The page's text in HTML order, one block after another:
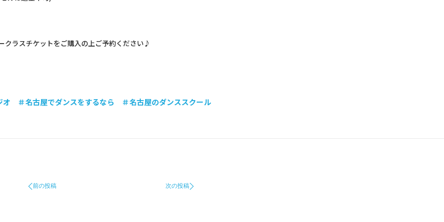
クラスチケットをご購入の上ご予約ください♪
＃名古屋でダンスをするなら ＃名古屋のダンススクール
前の投稿 次の投稿